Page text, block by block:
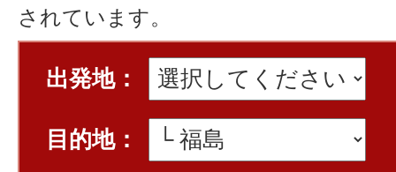
されています。
出発地：
目的地：